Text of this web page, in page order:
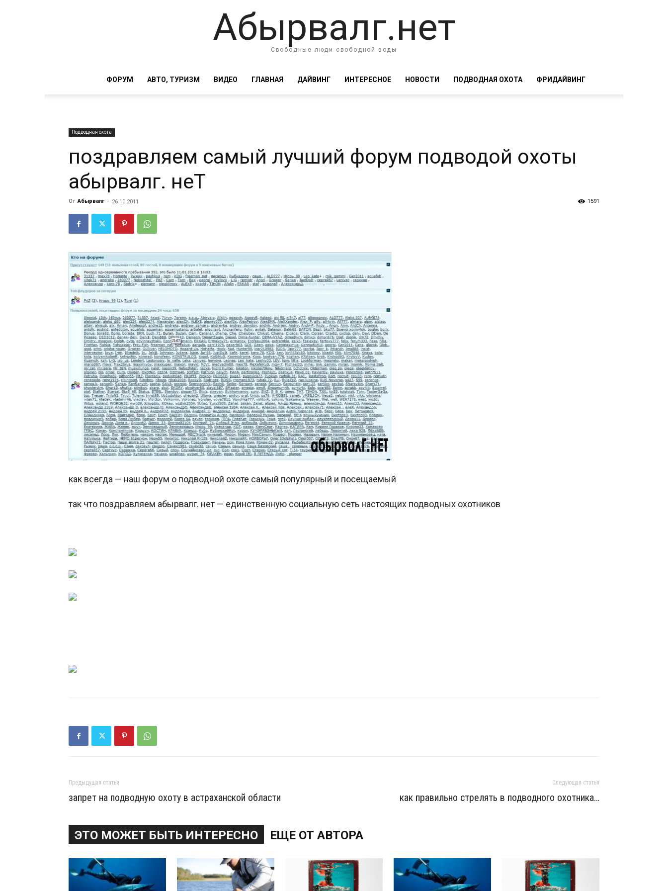
Абырвалг.нет
Свободные люди свободной воды
ФОРУМ АВТО, ТУРИЗМ ВИДЕО ГЛАВНАЯ ДАЙВИНГ ИНТЕРЕСНОЕ НОВОСТИ ПОДВОДНАЯ ОХОТА ФРИДАЙВИНГ
Подводная охота
поздравляем самый лучший форум подводой охоты
абырвалг. неТ
От Абырвалг - 26.10.2011 1591
как всегда — наш форум о подводной охоте самый популярный и посещаемый
так что поздравляем абырвалг. нет — единственную социальную сеть настоящих подводных охотников
Предыдущая статья
запрет на подводную охоту в астраханской области
Следующая статья
как правильно стрелять в подводного охотника…
ЭТО МОЖЕТ БЫТЬ ИНТЕРЕСНО ЕЩЕ ОТ АВТОРА